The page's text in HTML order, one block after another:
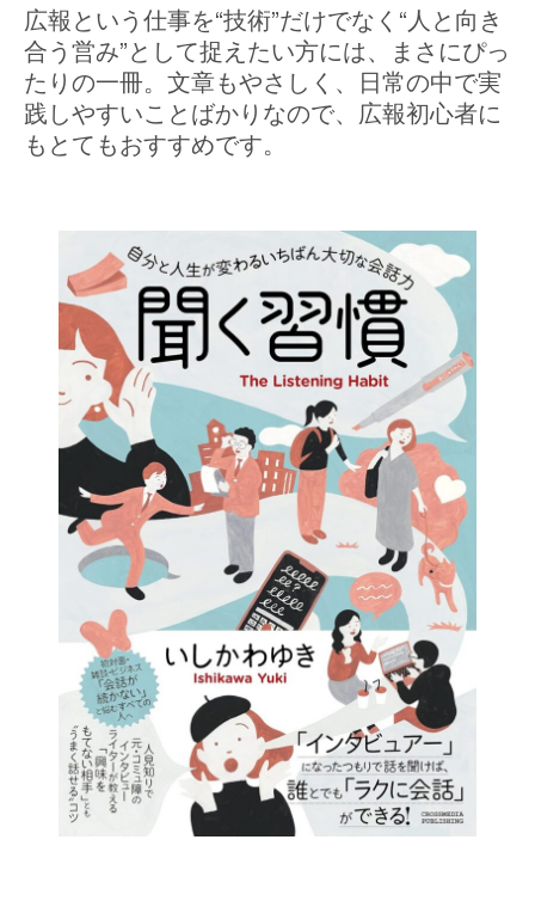
広報という仕事を“技術”だけでなく“人と向き
合う営み”として捉えたい方には、まさにぴっ
たりの一冊。文章もやさしく、日常の中で実
践しやすいことばかりなので、広報初心者に
もとてもおすすめです。